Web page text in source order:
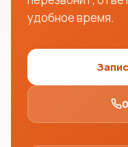
удобное время.